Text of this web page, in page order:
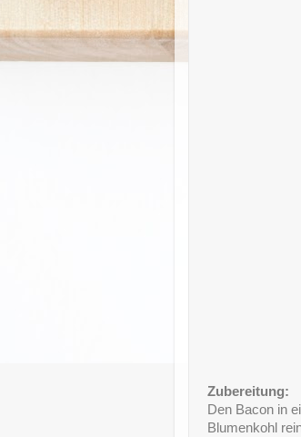
Zubereitung:
Den Bacon in
Blumenkohl